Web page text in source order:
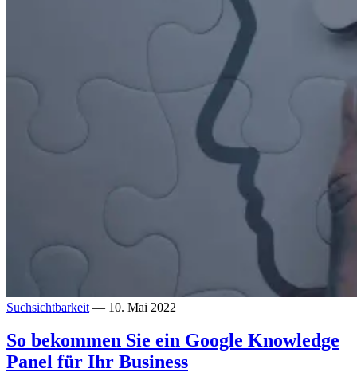
Suchsichtbarkeit — 10. Mai 2022
So bekommen Sie ein Google Knowledge
Panel für Ihr Business